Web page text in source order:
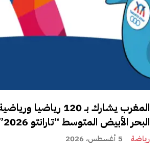
المغرب يشارك بـ 120
البحر الأبيض المتوسط “تارانتو 2026”
رياضة 5 أغسطس، 2026